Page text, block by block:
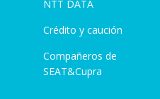
NTT DATA
Crédito y caución
Compañeros de
SEAT&Cupra